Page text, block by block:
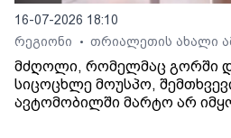
16-07-2026 18:10
რეგიონი
• თრიალეთის ახალი
მძღოლი, რომელმაც გორში
სიცოცხლე მოუსპო,
ავტომობილში მარტო არ